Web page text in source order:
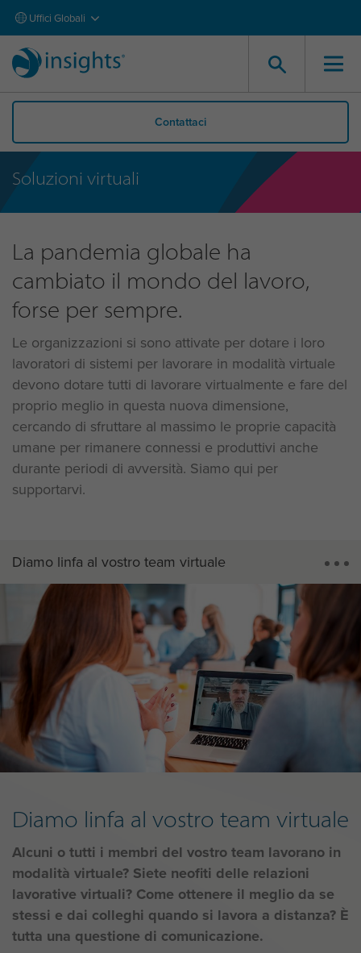
Uffici Globali
Contattaci
Soluzioni virtuali
La pandemia globale ha
cambiato il mondo del lavoro,
forse per sempre.
Le organizzazioni si sono attivate per dotare i loro
lavoratori di sistemi per lavorare in modalità virtuale
devono dotare tutti di lavorare virtualmente e fare del
proprio meglio in questa nuova dimensione,
cercando di sfruttare al massimo le proprie capacità
umane per rimanere connessi e produttivi anche
durante periodi di avversità. Siamo qui per
supportarvi.
Diamo linfa al vostro team virtuale
Diamo linfa al vostro team virtuale
Alcuni o tutti i membri del vostro team lavorano in
modalità virtuale? Siete neofiti delle relazioni
lavorative virtuali? Come ottenere il meglio da se
stessi e dai colleghi quando si lavora a distanza? È
tutta una questione di comunicazione.